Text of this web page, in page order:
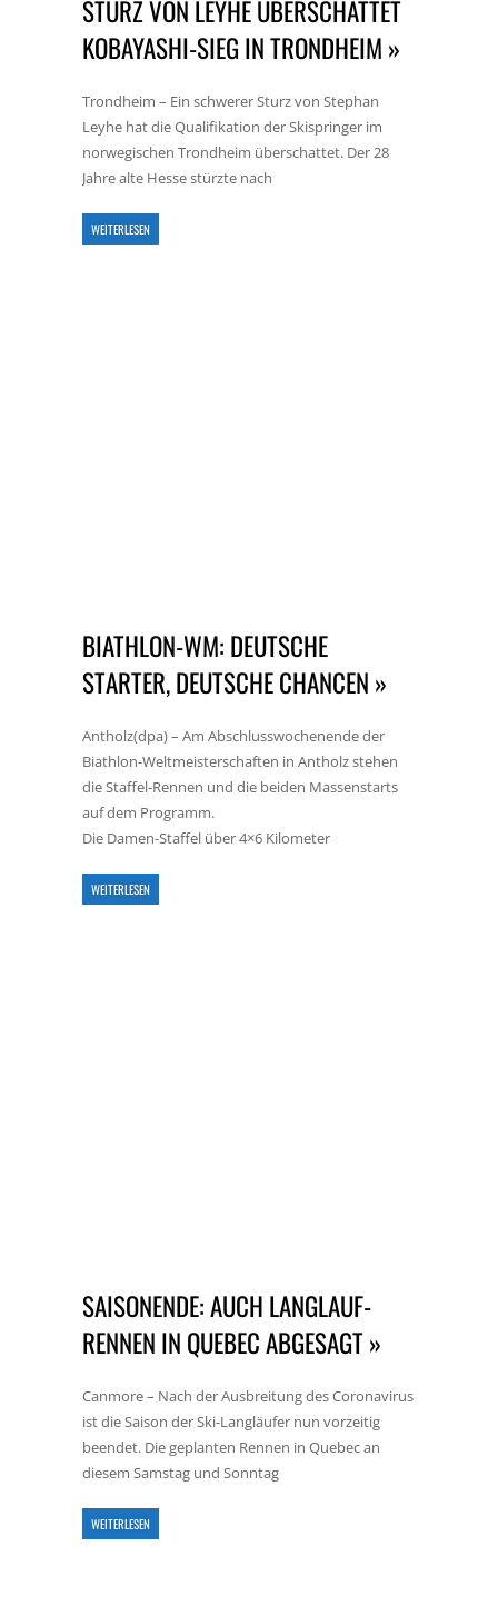
STURZ VON LEYHE ÜBERSCHATTET
KOBAYASHI-SIEG IN TRONDHEIM »
Trondheim – Ein schwerer Sturz von Stephan
Leyhe hat die Qualifikation der Skispringer im
norwegischen Trondheim überschattet. Der 28
Jahre alte Hesse stürzte nach
WEITERLESEN
BIATHLON-WM: DEUTSCHE
STARTER, DEUTSCHE CHANCEN »
Antholz(dpa) – Am Abschlusswochenende der
Biathlon-Weltmeisterschaften in Antholz stehen
die Staffel-Rennen und die beiden Massenstarts
auf dem Programm.
Die Damen-Staffel über 4×6 Kilometer
WEITERLESEN
SAISONENDE: AUCH LANGLAUF-
RENNEN IN QUEBEC ABGESAGT »
Canmore – Nach der Ausbreitung des Coronavirus
ist die Saison der Ski-Langläufer nun vorzeitig
beendet. Die geplanten Rennen in Quebec an
diesem Samstag und Sonntag
WEITERLESEN